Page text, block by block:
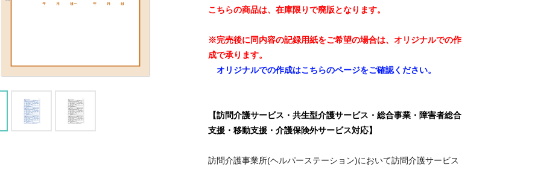
こちらの商品は、在庫限りで廃版となります。
※完売後に同内容の記録用紙をご希望の場合は、オリジナルでの作
成で承ります。
オリジナルでの作成はこちらのページをご確認ください。
【訪問介護サービス・共生型介護サービス・総合事業・障害者総合
支援・移動支援・介護保険外サービス対応】
訪問介護事業所(ヘルパーステーション)において訪問介護サービス